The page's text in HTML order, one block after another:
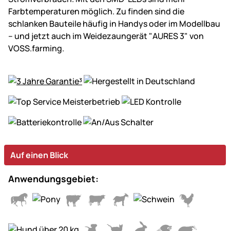
Farbtemperaturen möglich. Zu finden sind die
schlanken Bauteile häufig in Handys oder im Modellbau
– und jetzt auch im Weidezaungerät "AURES 3" von
VOSS.farming.
Auf einen Blick
Anwendungsgebiet: